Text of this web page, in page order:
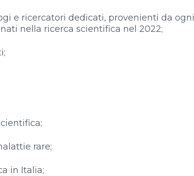
e ricercatori dedicati, provenienti da ogni
nella ricerca scientifica nel 2022;
rare;
in Italia;